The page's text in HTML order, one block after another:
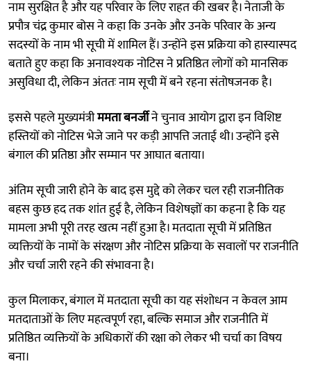
नाम सुरक्षित है और यह परिवार के लिए राहत की खबर है। नेताजी के
प्रपौत्र चंद्र कुमार बोस ने कहा कि उनके और उनके परिवार के अन्य
सदस्यों के नाम भी सूची में शामिल हैं। उन्होंने इस प्रक्रिया को हास्यास्पद
बताते हुए कहा कि अनावश्यक नोटिस ने प्रतिष्ठित लोगों को मानसिक
असुविधा दी, लेकिन अंततः नाम सूची में बने रहना संतोषजनक है।
इससे पहले मुख्यमंत्रीममता बनर्जीने चुनाव आयोग द्वारा इन विशिष्ट
हस्तियों को नोटिस भेजे जाने पर कड़ी आपत्ति जताई थी। उन्होंने इसे
बंगाल की प्रतिष्ठा और सम्मान पर आघात बताया।
अंतिम सूची जारी होने के बाद इस मुद्दे को लेकर चल रही राजनीतिक
बहस कुछ हद तक शांत हुई है, लेकिन विशेषज्ञों का कहना है कि यह
मामला अभी पूरी तरह खत्म नहीं हुआ है। मतदाता सूची में प्रतिष्ठित
व्यक्तियों के नामों के संरक्षण और नोटिस प्रक्रिया के सवालों पर राजनीति
और चर्चा जारी रहने की संभावना है।
कुल मिलाकर, बंगाल में मतदाता सूची का यह संशोधन न केवल आम
मतदाताओं के लिए महत्वपूर्ण रहा, बल्कि समाज और राजनीति में
प्रतिष्ठित व्यक्तियों के अधिकारों की रक्षा को लेकर भी चर्चा का विषय
बना।